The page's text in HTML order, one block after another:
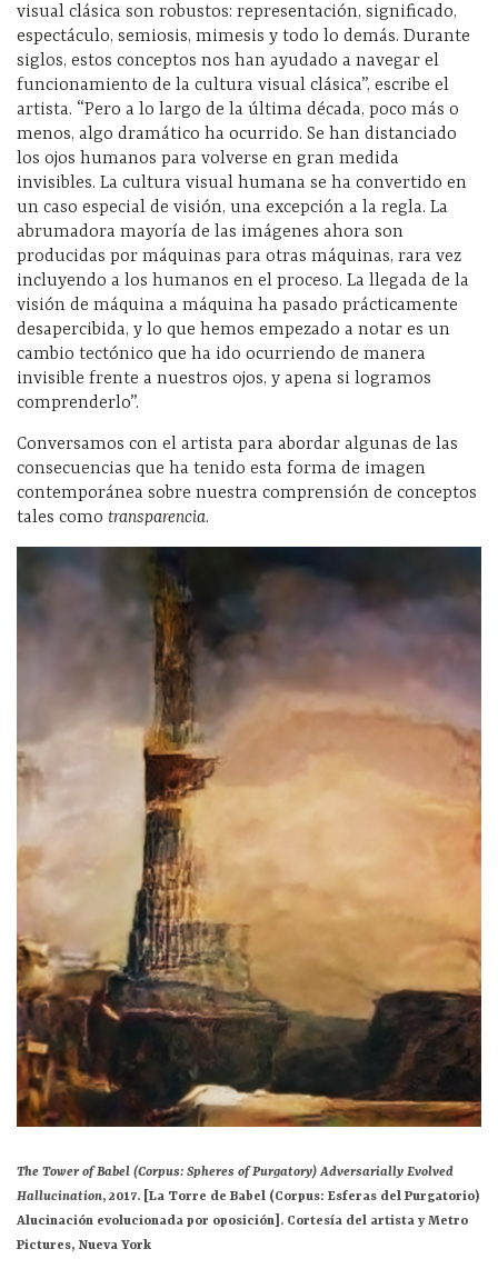
visual clásica son robustos: representación, significado,
espectáculo, semiosis, mimesis y todo lo demás. Durante
siglos, estos conceptos nos han ayudado a navegar el
funcionamiento de la cultura visual clásica”, escribe el
artista. “Pero a lo largo de la última década, poco más o
menos, algo dramático ha ocurrido. Se han distanciado
los ojos humanos para volverse en gran medida
invisibles. La cultura visual humana se ha convertido en
un caso especial de visión, una excepción a la regla. La
abrumadora mayoría de las imágenes ahora son
producidas por máquinas para otras máquinas, rara vez
incluyendo a los humanos en el proceso. La llegada de la
visión de máquina a máquina ha pasado prácticamente
desapercibida, y lo que hemos empezado a notar es un
cambio tectónico que ha ido ocurriendo de manera
invisible frente a nuestros ojos, y apena si logramos
comprenderlo”.
Conversamos con el artista para abordar algunas de las
consecuencias que ha tenido esta forma de imagen
contemporánea sobre nuestra comprensión de conceptos
tales como transparencia.
The Tower of Babel (Corpus: Spheres of Purgatory) Adversarially Evolved
Hallucination, 2017. [La Torre de Babel (Corpus: Esferas del Purgatorio)
Alucinación evolucionada por oposición]. Cortesía del artista y Metro
Pictures, Nueva York